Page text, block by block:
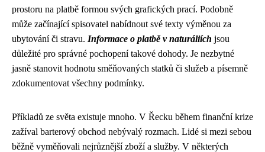
prostoru na platbě formou svých grafických prací. Podobně
může začínající spisovatel nabídnout své texty výměnou za
ubytování či stravu. Informace o platbě v naturáliích jsou
důležité pro správné pochopení takové dohody. Je nezbytné
jasně stanovit hodnotu směňovaných statků či služeb a písemně
zdokumentovat všechny podmínky.
Příkladů ze světa existuje mnoho. V Řecku během finanční krize
zažíval barterový obchod nebývalý rozmach. Lidé si mezi sebou
běžně vyměňovali nejrůznější zboží a služby. V některých